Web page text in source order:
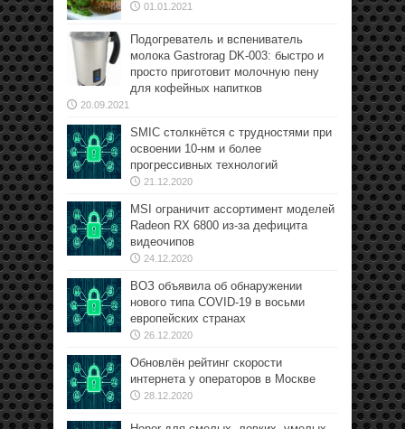
01.01.2021
Подогреватель и вспениватель
молока Gastrorag DK-003: быстро и
просто приготовит молочную пену
для кофейных напитков
20.09.2021
SMIC столкнётся с трудностями при
освоении 10-нм и более
прогрессивных технологий
21.12.2020
MSI ограничит ассортимент моделей
Radeon RX 6800 из-за дефицита
видеочипов
24.12.2020
ВОЗ объявила об обнаружении
нового типа COVID-19 в восьми
европейских странах
26.12.2020
Обновлён рейтинг скорости
интернета у операторов в Москве
28.12.2020